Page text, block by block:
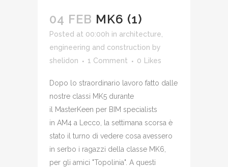
04 FEB MK6 (1)
Posted at 00:00h in architecture,
engineering and construction by
shelidon
1 Comment 0 Likes
Dopo lo straordinario lavoro fatto dalle
nostre classi MK5 durante
il MasterKeen per BIM specialists
in AM4 a Lecco, la settimana scorsa è
stato il turno di vedere cosa avessero
in serbo i ragazzi della classe MK6,
per gli amici "Topolinia". A questi